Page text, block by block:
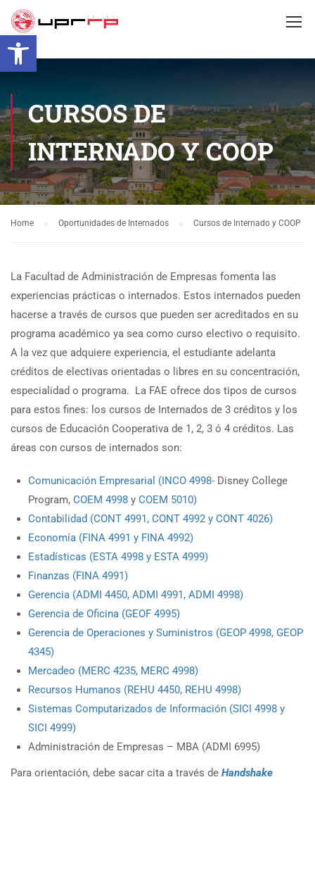
Open toolbar
CURSOS DE
INTERNADO Y COOP
Home Oportunidades de Internados Cursos de Internado y COOP
La Facultad de Administración de Empresas fomenta las
experiencias prácticas o internados. Estos internados pueden
hacerse a través de cursos que pueden ser acreditados en su
programa académico ya sea como curso electivo o requisito.
A la vez que adquiere experiencia, el estudiante adelanta
créditos de electivas orientadas o libres en su concentración,
especialidad o programa. La FAE ofrece dos tipos de cursos
para estos fines: los cursos de Internados de 3 créditos y los
cursos de Educación Cooperativa de 1, 2, 3 ó 4 créditos. Las
áreas con cursos de internados son:
Comunicación Empresarial (INCO 4998- Disney College
Program, COEM 4998 y COEM 5010)
Contabilidad (CONT 4991, CONT 4992 y CONT 4026)
Economía (FINA 4991 y FINA 4992)
Estadísticas (ESTA 4998 y ESTA 4999)
Finanzas (FINA 4991)
Gerencia (ADMI 4450, ADMI 4991, ADMI 4998)
Gerencia de Oficina (GEOF 4995)
Gerencia de Operaciones y Suministros (GEOP 4998, GEOP
4345)
Mercadeo (MERC 4235, MERC 4998)
Recursos Humanos (REHU 4450, REHU 4998)
Sistemas Computarizados de Información (SICI 4998 y
SICI 4999)
Administración de Empresas – MBA (ADMI 6995)
Para orientación, debe sacar cita a través de Handshake